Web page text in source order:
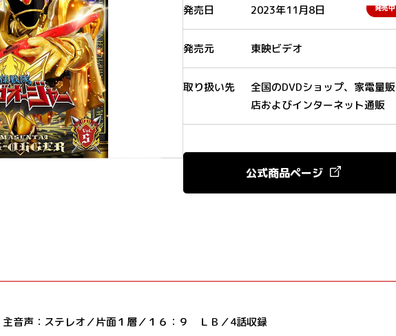
発売日 2023年11月8日 発売中
発売元 東映ビデオ
取り扱い先
全国のDVDショップ、家電量販
店およびインターネット通販
公式商品ページ
音声：ステレオ／片面１層／１６：９ ＬＢ／4話収録